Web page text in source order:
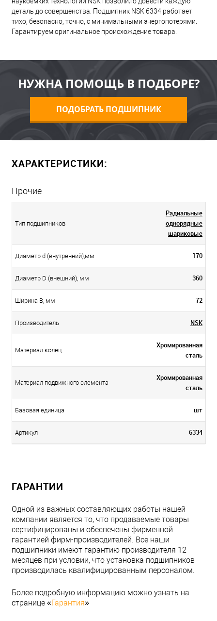
деталь до совершенства. Подшипник NSK 6334 работает
тихо, безопасно, точно, с минимальными энергопотерями.
Гарантируем оригинальное происхождение товара.
НУЖНА ПОМОЩЬ В ПОДБОРЕ?
ПОДОБРАТЬ ПОДШИПНИК
ХАРАКТЕРИСТИКИ:
Прочие
Тип подшипников
Радиальные
однорядные
шариковые
Диаметр d (внутренний),мм 170
Диаметр D (внешний), мм 360
Ширина B, мм 72
Производитель NSK
Материал колец
Хромированная
сталь
Материал подвижного элемента
Хромированная
сталь
Базовая единица шт
Артикул 6334
ГАРАНТИИ
Одной из важных составляющих работы нашей
компании является то, что продаваемые товары
сертифицированы и обеспечены фирменной
гарантией фирм-производителей. Все наши
подшипники имеют гарантию производителя 12
месяцев при условии, что установка подшипников
производилась квалифицированным персоналом.
Более подробную информацию можно узнать на
странице «Гарантия»